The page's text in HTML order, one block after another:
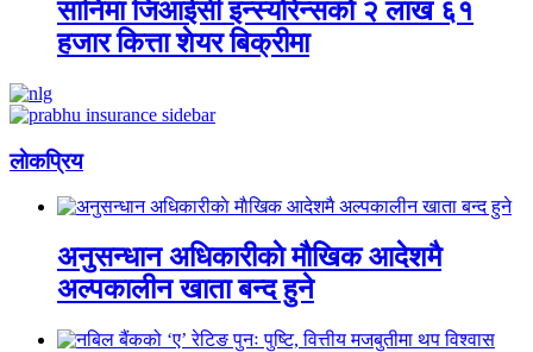
सानिमा जिआईसी इन्स्योरेन्सको २ लाख ६१
हजार कित्ता शेयर बिक्रीमा
लाेकप्रिय
अनुसन्धान अधिकारीकाे माैखिक आदेशमै
अल्पकालीन खाता बन्द हुने